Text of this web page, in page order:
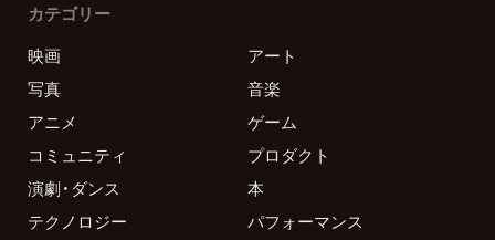
カテゴリー
映画
アート
写真
音楽
アニメ
ゲーム
コミュニティ
プロダクト
演劇・ダンス
本
テクノロジー
パフォーマンス